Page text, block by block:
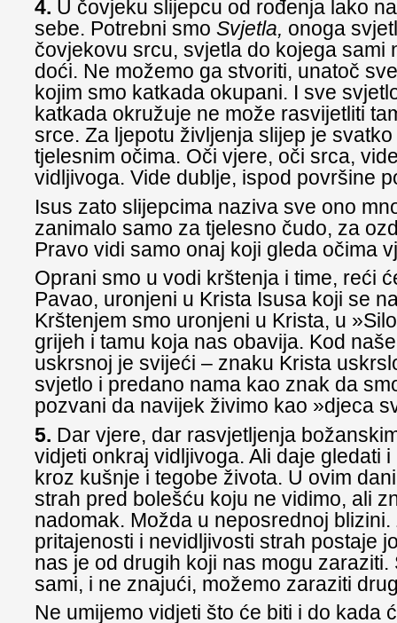
4. U čovjeku slijepcu od rođenja lako
sebe. Potrebni smoSvjetla, onoga
čovjekovu srcu, svjetla do kojega sami
doći. Ne možemo ga stvoriti, unatoč
kojim smo katkada okupani. I sve
katkada okružuje ne može rasvijetliti
srce. Za ljepotu življenja slijep je
tjelesnim očima. Oči vjere, oči srca,
vidljivoga. Vide dublje, ispod površine
Isus zato slijepcima naziva sve ono
zanimalo samo za tjelesno čudo, za
Pravo vidi samo onaj koji gleda očima
Oprani smo u vodi krštenja i time, reći
Pavao, uronjeni u Krista Isusa koji se
Krštenjem smo uronjeni u Krista, u
grijeh i tamu koja nas obavija. Kod
uskrsnoj je svijeći – znaku Krista
svjetlo i predano nama kao znak da
pozvani da navijek živimo kao »djeca
5. Dar vjere, dar rasvjetljenja
vidjeti onkraj vidljivoga. Ali daje gledati
kroz kušnje i tegobe života. U ovim
strah pred bolešću koju ne vidimo, ali
nadomak. Možda u neposrednoj blizini.
pritajenosti i nevidljivosti strah postaje
nas je od drugih koji nas mogu zaraziti.
sami, i ne znajući, možemo zaraziti
Ne umijemo vidjeti što će biti i do kada